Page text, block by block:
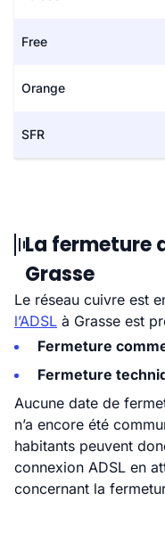
Free
Orange
SFR
La fermeture
Grasse
Le réseau cuivre est
l’ADSL à Grasse est
Fermeture
Fermeture
Aucune date de
n’a encore été
habitants peuvent
connexion ADSL en
concernant la